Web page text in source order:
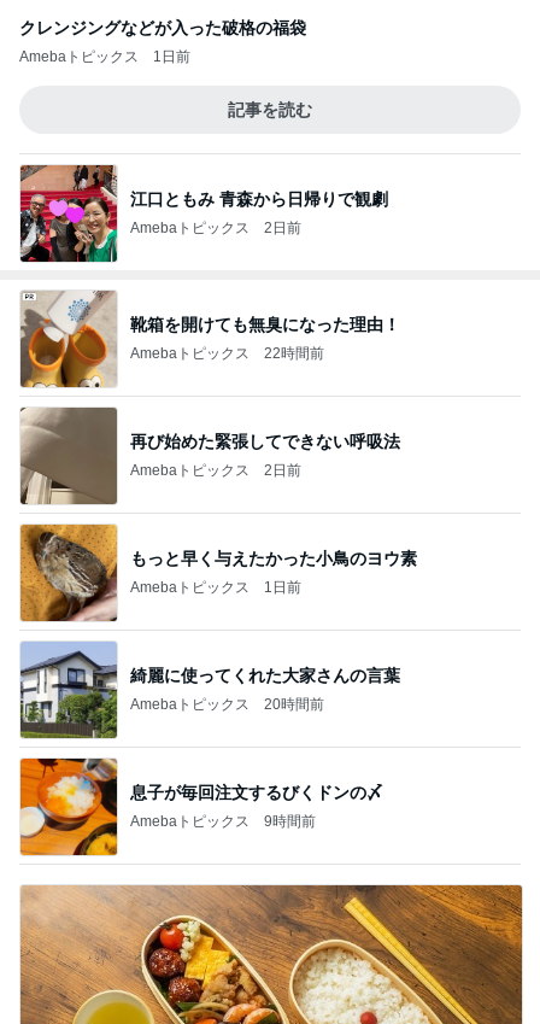
クレンジングなどが入った破格の福袋
Amebaトピックス 1日前
記事を読む
江口ともみ 青森から日帰りで観劇
Amebaトピックス 2日前
靴箱を開けても無臭になった理由！
Amebaトピックス 22時間前
再び始めた緊張してできない呼吸法
Amebaトピックス 2日前
もっと早く与えたかった小鳥のヨウ素
Amebaトピックス 1日前
綺麗に使ってくれた大家さんの言葉
Amebaトピックス 20時間前
息子が毎回注文するびくドンの〆
Amebaトピックス 9時間前